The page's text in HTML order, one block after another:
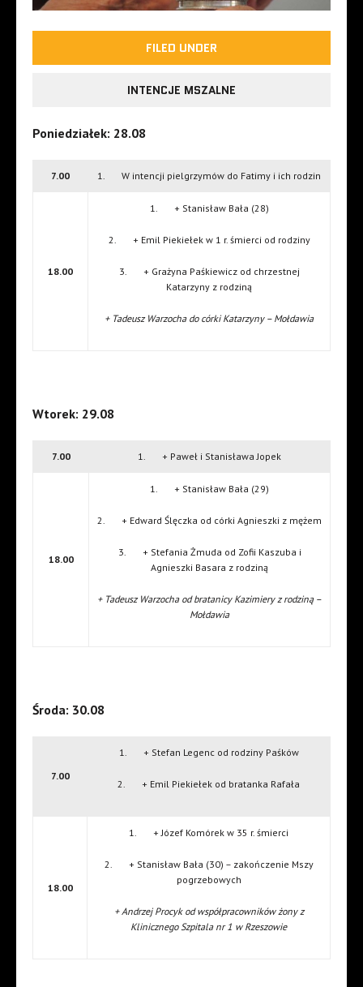
FILED UNDER
INTENCJE MSZALNE
Poniedziałek: 28.08
7.00 1. W intencji pielgrzymów do Fatimy i ich rodzin
18.00
1. + Stanisław Bała (28)
2. + Emil Piekiełek w 1 r. śmierci od rodziny
3. + Grażyna Paśkiewicz od chrzestnej
Katarzyny z rodziną
+ Tadeusz Warzocha do córki Katarzyny – Mołdawia
Wtorek: 29.08
7.00 1. + Paweł i Stanisława Jopek
18.00
1. + Stanisław Bała (29)
2. + Edward Ślęczka od córki Agnieszki z mężem
3. + Stefania Żmuda od Zofii Kaszuba i
Agnieszki Basara z rodziną
+ Tadeusz Warzocha od bratanicy Kazimiery z rodziną –
Mołdawia
Środa: 30.08
7.00
1. + Stefan Legenc od rodziny Paśków
2. + Emil Piekiełek od bratanka Rafała
18.00
1. + Józef Komórek w 35 r. śmierci
2. + Stanisław Bała (30) – zakończenie Mszy
pogrzebowych
+ Andrzej Procyk od współpracowników żony z
Klinicznego Szpitala nr 1 w Rzeszowie